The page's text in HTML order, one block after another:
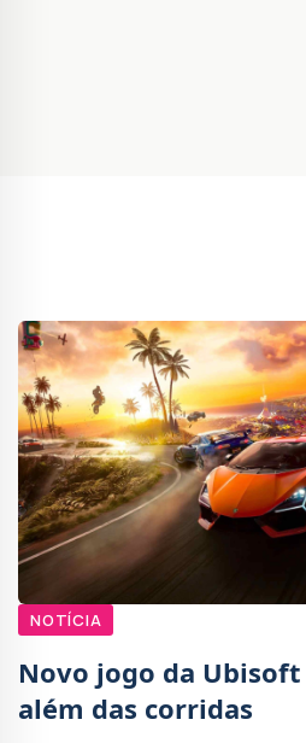
NOTÍCIA
Novo jogo da
além das corridas